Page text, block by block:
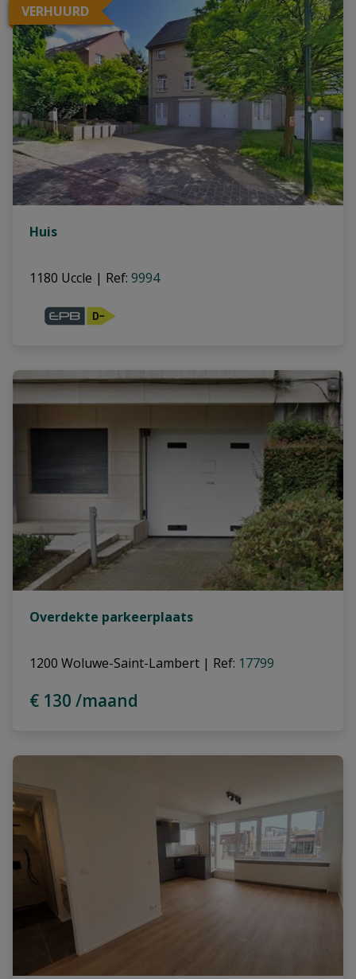
VERHUURD
Huis
1180 Uccle | Ref: 9994
Overdekte parkeerplaats
1200 Woluwe-Saint-Lambert | Ref: 17799
€ 130 /maand